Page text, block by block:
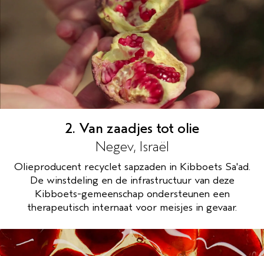
2. Van zaadjes tot olie
Negev, Israël
Olieproducent recyclet sapzaden in Kibboets Sa'ad.
De winstdeling en de infrastructuur van deze
Kibboets-gemeenschap ondersteunen een
therapeutisch internaat voor meisjes in gevaar.